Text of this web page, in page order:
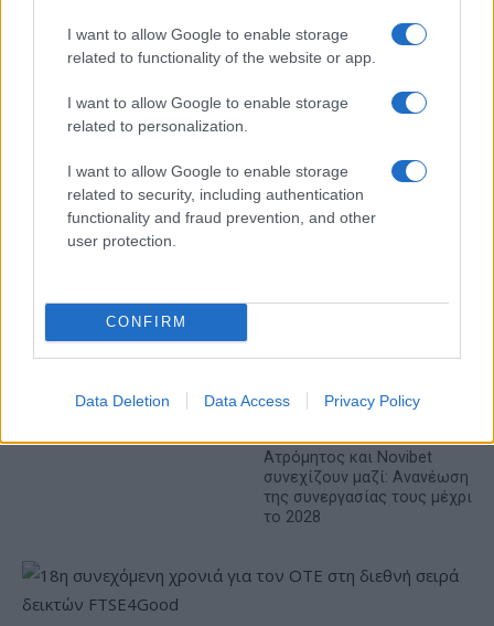
I want to allow Google to enable storage
related to functionality of the website or app.
I want to allow Google to enable storage
related to personalization.
I want to allow Google to enable storage
related to security, including authentication
functionality and fraud prevention, and other
user protection.
CONFIRM
Data Deletion Data Access Privacy Policy
Χρηματοδότηση 8 εκατ.
ευρώ σε 843 μέσα
πενταετές πρόγραμμα
ενίσχυσης του Τύπου
α' εξάμηνο, στα 550 εκατ.
ευρώ – Καθαρά κέρδη 313
Η Chery επενδύει 75 εκατ. δολάρια στην KG Mobility
από 18.990 ευρώ
Ατρόμητος και Novibet
συνεχίζουν μαζί: Ανανέωση
της συνεργασίας τους μέχρι
το 2028